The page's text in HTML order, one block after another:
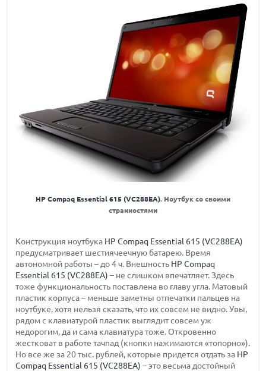
HP Compaq Essential 615 (VC288EA). Ноутбук со своими
странностями
Конструкция ноутбука HP Compaq Essential 615 (VC288EA)
предусматривает шестиячеечную батарею. Время
автономной работы – до 4 ч. Внешность HP Compaq
Essential 615 (VC288EA) – не слишком впечатляет. Здесь
тоже функциональность поставлена во главу угла. Матовый
пластик корпуса – меньше заметны отпечатки пальцев на
ноутбуке, хотя нельзя сказать, что их совсем не видно. Увы,
рядом с клавиатурой пластик выглядит совсем уж
недорогим, да и сама клавиатура тоже. Откровенно
жестковат в работе тачпад (кнопки нажимаются «топорно»).
Но все же за 20 тыс. рублей, которые придется отдать за HP
Compaq Essential 615 (VC288EA) – это весьма достойный